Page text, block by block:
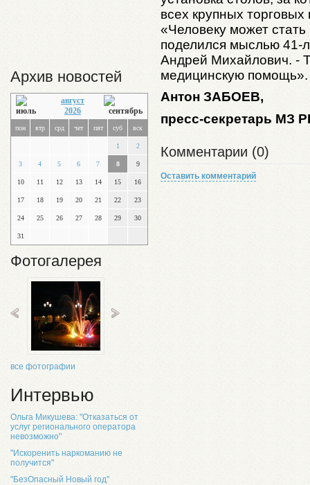
Архив новостей
август
2026
пон втр срд чет пят суб вск
1 2
3 4 5 6 7 8 9
10 11 12 13 14 15 16
17 18 19 20 21 22 23
24 25 26 27 28 29 30
31
Фотогалерея
все фотографии
Интервью
Ольга Микушева: "Отказаться от
услуг регионального оператора
невозможно"
"Искоренить наркоманию не
получится"
"БезОпасный Новый год"
всех крупных
«Человеку может
поделился мыслью 41-
Андрей Михайлович. -
медицинскую помощь».
Антон ЗАБОЕВ,
пресс-секретарь МЗ
Комментарии (0)
Оставить комментарий